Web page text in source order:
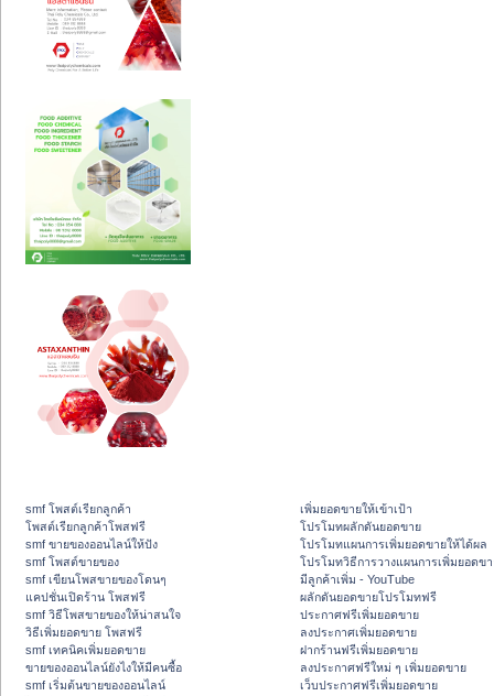
smf โพสต์เรียกลูกค้า
โพสต์เรียกลูกค้าโพสฟรี
smf ขายของออนไลน์ให้ปัง
smf โพสต์ขายของ
smf เขียนโพสขายของโดนๆ
แคปชั่นเปิดร้าน โพสฟรี
smf วิธีโพสขายของให้น่าสนใจ
วิธีเพิ่มยอดขาย โพสฟรี
smf เทคนิคเพิ่มยอดขาย
ขายของออนไลน์ยังไงให้มีคนซื้อ
smf เริ่มต้นขายของออนไลน์
เพิ่มยอดขายให้เข้าเป้า
โปรโมทผลักดันยอดขาย
โปรโมทแผนการเพิ่มยอดขายให้ได้ผล
โปรโมทวิธีการวางแผนการเพิ่มยอดข
มีลูกค้าเพิ่ม - YouTube
ผลักดันยอดขายโปรโมทฟรี
ประกาศฟรีเพิ่มยอดขาย
ลงประกาศเพิ่มยอดขาย
ฝากร้านฟรีเพิ่มยอดขาย
ลงประกาศฟรีใหม่ ๆ เพิ่มยอดขาย
เว็บประกาศฟรีเพิ่มยอดขาย